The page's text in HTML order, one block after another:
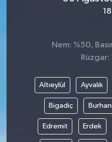
Nem: %50,
Altıeylül Ayvalık
Bigadiç
Edremit Erdek